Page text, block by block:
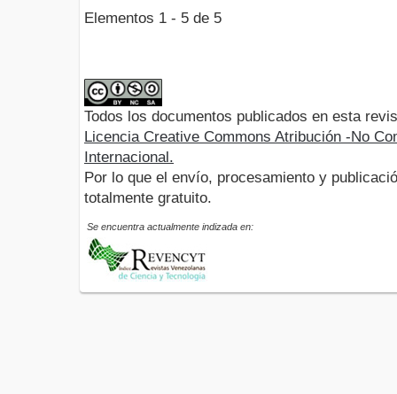
Elementos 1 - 5 de 5
Todos los documentos publicados en esta
Licencia Creative Commons Atribución -No
Internacional.
Por lo que el envío, procesamiento y
totalmente gratuito.
Se encuentra actualmente indizada en: